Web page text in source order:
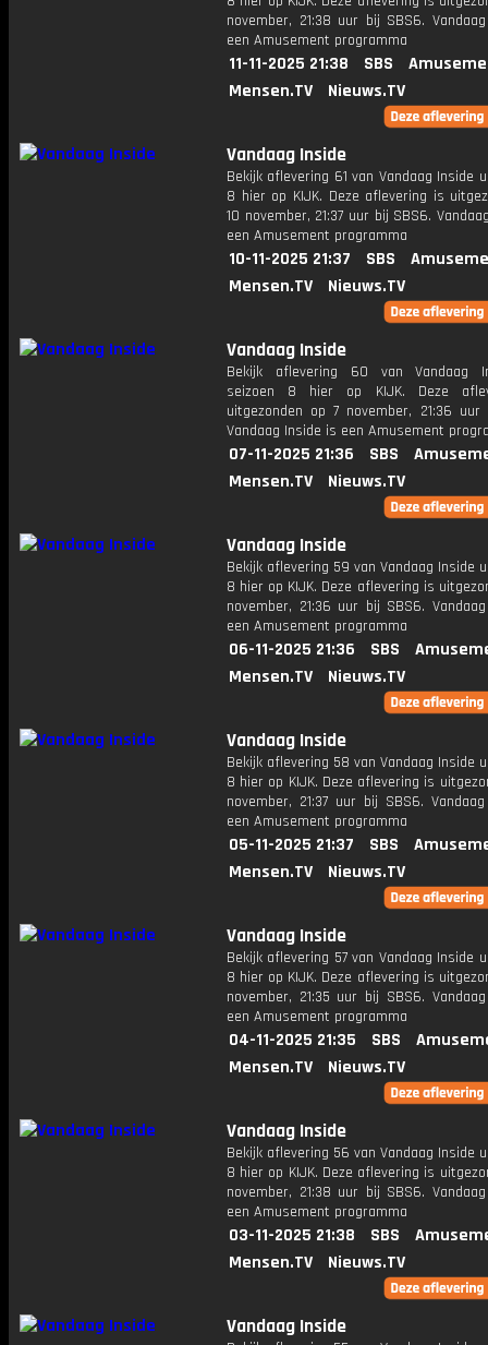
november, 21:38 uur bij SBS6.
een Amusement programma
11-11-2025 21:38 SBS
Mensen.TV
Nieuws.TV
Vandaag Inside
Bekijk aflevering 61 van Vandaag Inside
8 hier op KIJK. Deze aflevering is
10 november, 21:37 uur bij SBS6.
een Amusement programma
10-11-2025 21:37 SBS
Mensen.TV
Nieuws.TV
Vandaag Inside
Bekijk aflevering 60 van Vandaag
seizoen 8 hier op KIJK. Deze
uitgezonden op 7 november, 21:36 uur
Vandaag Inside is een Amusement
07-11-2025 21:36 SBS
Mensen.TV
Nieuws.TV
Vandaag Inside
Bekijk aflevering 59 van Vandaag Inside
8 hier op KIJK. Deze aflevering is
november, 21:36 uur bij SBS6.
een Amusement programma
06-11-2025 21:36 SBS
Mensen.TV
Nieuws.TV
Vandaag Inside
Bekijk aflevering 58 van Vandaag Inside
8 hier op KIJK. Deze aflevering is
november, 21:37 uur bij SBS6.
een Amusement programma
05-11-2025 21:37 SBS
Mensen.TV
Nieuws.TV
Vandaag Inside
Bekijk aflevering 57 van Vandaag Inside
8 hier op KIJK. Deze aflevering is
november, 21:35 uur bij SBS6.
een Amusement programma
04-11-2025 21:35 SBS
Mensen.TV
Nieuws.TV
Vandaag Inside
Bekijk aflevering 56 van Vandaag Inside
8 hier op KIJK. Deze aflevering is
november, 21:38 uur bij SBS6.
een Amusement programma
03-11-2025 21:38 SBS
Mensen.TV
Nieuws.TV
Vandaag Inside